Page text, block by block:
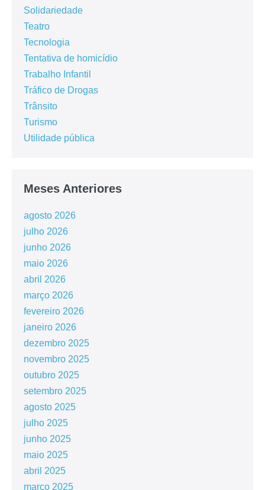
Solidariedade
Teatro
Tecnologia
Tentativa de homicídio
Trabalho Infantil
Tráfico de Drogas
Trânsito
Turismo
Utilidade pública
Meses Anteriores
agosto 2026
julho 2026
junho 2026
maio 2026
abril 2026
março 2026
fevereiro 2026
janeiro 2026
dezembro 2025
novembro 2025
outubro 2025
setembro 2025
agosto 2025
julho 2025
junho 2025
maio 2025
abril 2025
março 2025